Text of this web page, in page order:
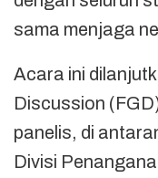
sama menjaga
Acara ini
Discussion
panelis, di
Divisi